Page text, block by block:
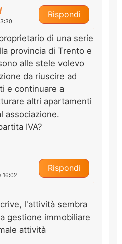
Rispondi
di una serie
provincia di Trento e
alle stele volevo
da riuscire ad
e continuare a
altri apartamenti
associazione.
IVA?
Rispondi
16:02
l'attività sembra
gestione immobiliare
attività